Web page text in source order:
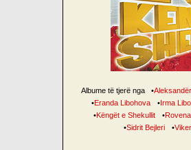
Albume të tjerë nga •
•Eranda Libohova •Irma
•Këngët e Shekullit •
•Sidrit Bejleri •